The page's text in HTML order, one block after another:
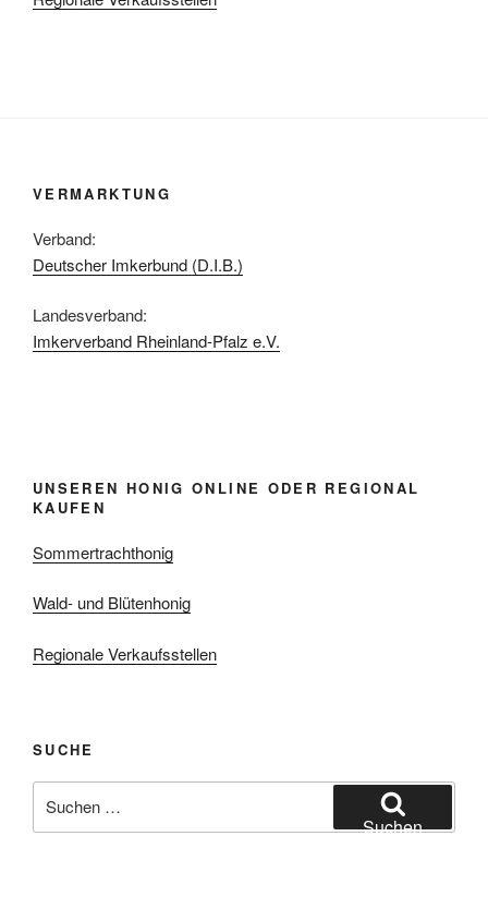
VERMARKTUNG
Verband:
Deutscher Imkerbund (D.I.B.)
Landesverband:
Imkerverband Rheinland-Pfalz e.V.
UNSEREN HONIG ONLINE ODER REGIONAL
KAUFEN
Sommertrachthonig
Wald- und Blütenhonig
Regionale Verkaufsstellen
SUCHE
nach:
Suchen